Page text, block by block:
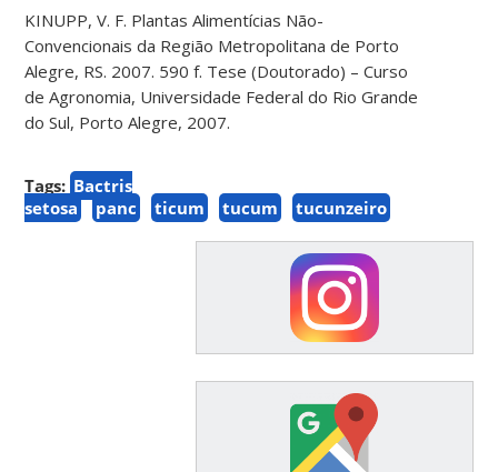
KINUPP, V. F. Plantas Alimentícias Não-
Convencionais da Região Metropolitana de Porto
Alegre, RS. 2007. 590 f. Tese (Doutorado) – Curso
de Agronomia, Universidade Federal do Rio Grande
do Sul, Porto Alegre, 2007.
Tags: Bactris
setosa
panc ticum tucum tucunzeiro